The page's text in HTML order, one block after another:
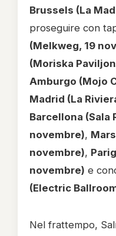
Brussels (La
proseguire con
(Melkweg, 19
(Moriska
Amburgo (Mojo
Madrid (La
Barcellona (Sala
novembre),
novembre),
novembre) e
(Electric
Nel frattempo,